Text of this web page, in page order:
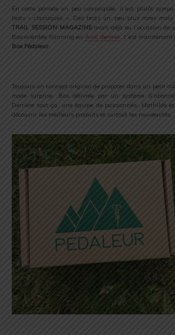
En cette période un peu compliquée, il est plutôt
tests « classiques ». Des tests un peu plus rares
TRAIL SESSION MAGAZINEavait déjà eu l’occasion de
Box orientée Running enAvril dernier, c’est maintenant
Box Pédaleur.
Toujours un concept original de proposer dans un petit
mode surprise. Box délivrée par un système
Derrière tout ça, une équipe de passionnés, Mathilde
découvrir les meilleurs produits et surtout les nouveautés.